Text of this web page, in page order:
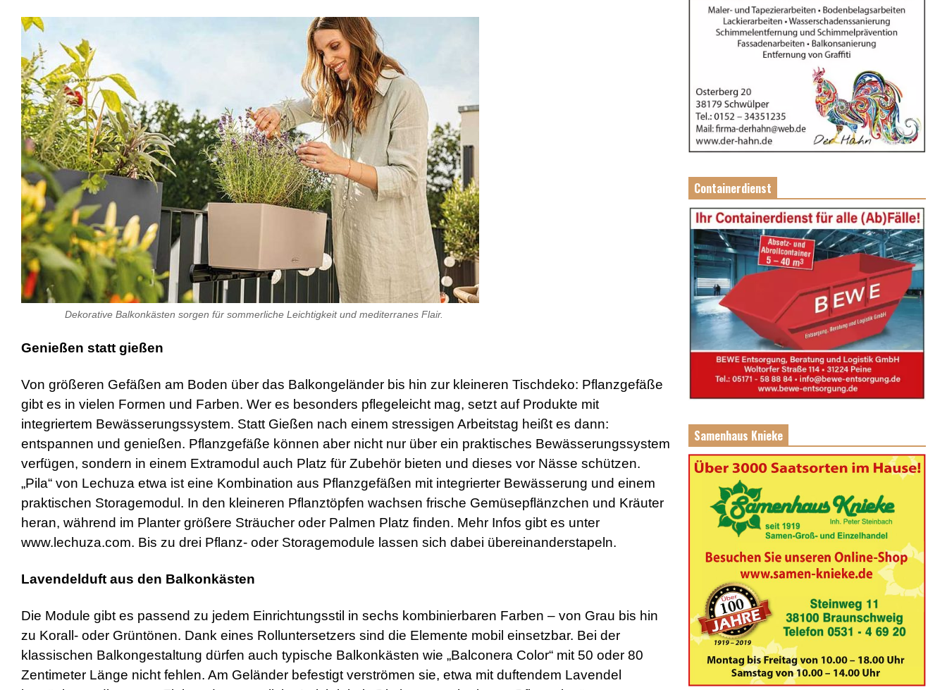
Dekorative Balkonkästen sorgen für sommerliche Leichtigkeit und mediterranes Flair.
Genießen statt gießen
Von größeren Gefäßen am Boden über das Balkongeländer bis hin zur kleineren Tischdeko: Pflanzgefäße
gibt es in vielen Formen und Farben. Wer es besonders pflegeleicht mag, setzt auf Produkte mit
integriertem Bewässerungssystem. Statt Gießen nach einem stressigen Arbeitstag heißt es dann:
entspannen und genießen. Pflanzgefäße können aber nicht nur über ein praktisches Bewässerungssystem
verfügen, sondern in einem Extramodul auch Platz für Zubehör bieten und dieses vor Nässe schützen.
„Pila“ von Lechuza etwa ist eine Kombination aus Pflanzgefäßen mit integrierter Bewässerung und einem
praktischen Storagemodul. In den kleineren Pflanztöpfen wachsen frische Gemüsepflänzchen und Kräuter
heran, während im Planter größere Sträucher oder Palmen Platz finden. Mehr Infos gibt es unter
www.lechuza.com. Bis zu drei Pflanz- oder Storagemodule lassen sich dabei übereinanderstapeln.
Lavendelduft aus den Balkonkästen
Die Module gibt es passend zu jedem Einrichtungsstil in sechs kombinierbaren Farben – von Grau bis hin
zu Korall- oder Grüntönen. Dank eines Rolluntersetzers sind die Elemente mobil einsetzbar. Bei der
klassischen Balkongestaltung dürfen auch typische Balkonkästen wie „Balconera Color“ mit 50 oder 80
Zentimeter Länge nicht fehlen. Am Geländer befestigt verströmen sie, etwa mit duftendem Lavendel
Containerdienst
Samenhaus Knieke